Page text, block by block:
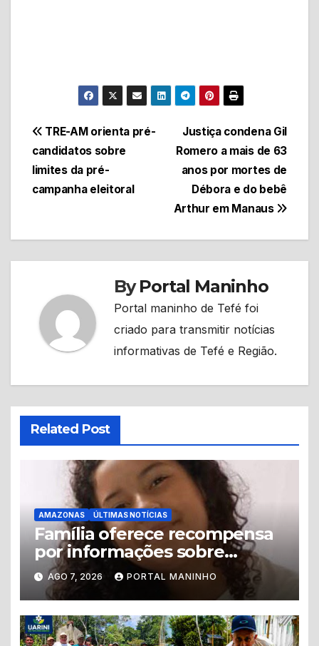
Navegação
de
Post
Justiça condena Gil
Romero a mais de 63
anos por mortes de
Débora e do bebê
Arthur em Manaus
TRE-AM orienta pré-
candidatos sobre
limites da pré-
campanha eleitoral
ByPortal Maninho
Portal maninho de Tefé foi
criado para transmitir notícias
informativas de Tefé e Região.
Related Post
AMAZONAS ÚLTIMAS NOTÍCIAS
Família oferece recompensa
por informações sobre
adolescente desaparecida
em Manaus
AGO 7, 2026 PORTAL MANINHO